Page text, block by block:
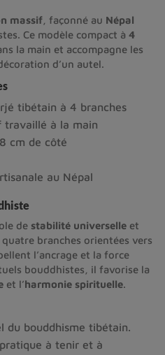
massif , façonné au Népal
Ce modèle compact à 4
la main et accompagne les
d’un autel.
tibétain à 4 branches
travaillé à la main
cm de côté
au Népal
de stabilité universelle et
quatre branches orientées vers
l’ancrage et la force
bouddhistes, il favorise la
et l’harmonie spirituelle.
du bouddhisme tibétain.
pratique à tenir et à